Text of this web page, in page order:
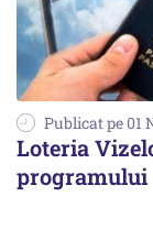
Publicat pe 01
Loteria
programului